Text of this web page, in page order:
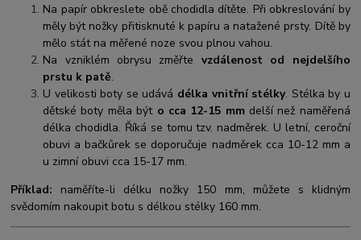
Na papír obkreslete obě chodidla dítěte. Při obkreslování by
měly být nožky přitisknuté k papíru a natažené prsty. Dítě by
mělo stát na měřené noze svou plnou vahou.
Na vzniklém obrysu změřte vzdálenost od nejdelšího
prstu k patě.
U velikosti boty se udává délka vnitřní stélky. Stélka by u
dětské boty měla být o cca 12-15 mmdelší než naměřená
délka chodidla. Říká se tomu tzv. nadměrek. U letní, ceroční
obuvi a bačkůrek se doporučuje nadměrek cca 10-12 mm a
u zimní obuvi cca 15-17 mm.
Příklad: naměříte-li délku nožky 150 mm, můžete s klidným
svědomím nakoupit botu s délkou stélky 160 mm.